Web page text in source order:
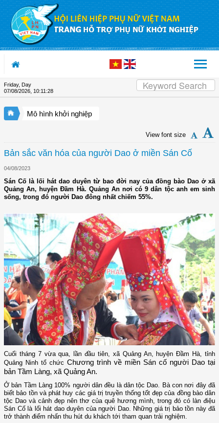
Skip to Content
Friday, Day
07/08/2026 10:11:29
Mô hình khởi nghiệp
View font size
Bản sắc văn hóa của người Dao ở miền Sán Cố
04/08/2023
Sán Cố là lối hát dao duyên từ bao đời nay của đồng bào Dao ở xã
Quảng An, huyện Đầm Hà. Quảng An nơi có 9 dân tộc anh em sinh
sống, trong đó người Dao đông nhất chiếm 55%.
Cuối tháng 7 vừa qua, lần đầu tiên, xã Quảng An, huyện Đầm Hà, tỉnh
Quảng Ninh tổ chức Chương trình về miền Sán cố người Dao tại
bản Tầm Làng, xã Quảng An.
Ở bản Tầm Làng 100% người dân đều là dân tộc Dao. Bà con nơi đây đã
biết bảo tồn và phát huy các giá trị truyền thống tốt đẹp của đồng bào dân
tộc Dao và cảnh đẹp nên thơ của quê hương mình, trong đó có làn điệu
Sán Cố là lối hát dao duyên của người Dao. Những giá trị bảo tồn này đã
trở thành điểm nhấn thu hút du khách tới tham quan trải nghiệm.